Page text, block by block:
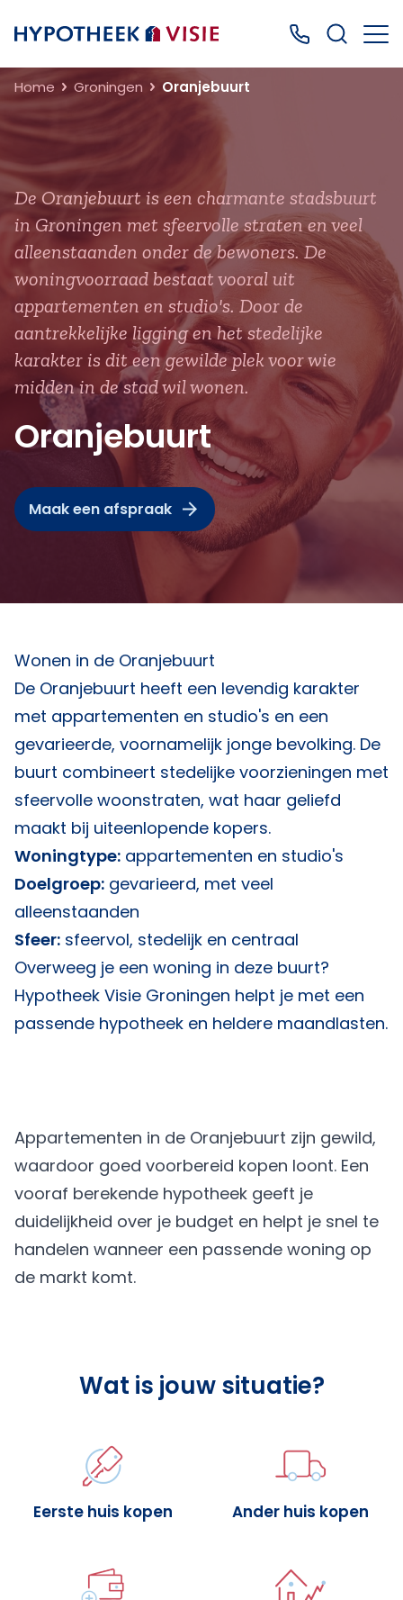
Terug naar home Bel ons: 0499
Home Groningen Oranjebuurt
De Oranjebuurt is een charmante stadsbuurt
in Groningen met sfeervolle straten en veel
alleenstaanden onder de bewoners. De
woningvoorraad bestaat vooral uit
appartementen en studio's. Door de
aantrekkelijke ligging en het stedelijke
karakter is dit een gewilde plek voor wie
midden in de stad wil wonen.
Oranjebuurt
Maak een afspraak
Wonen in de Oranjebuurt
De Oranjebuurt heeft een levendig karakter
met appartementen en studio's en een
gevarieerde, voornamelijk jonge bevolking. De
buurt combineert stedelijke voorzieningen met
sfeervolle woonstraten, wat haar geliefd
maakt bij uiteenlopende kopers.
Woningtype: appartementen en studio's
Doelgroep: gevarieerd, met veel
alleenstaanden
Sfeer: sfeervol, stedelijk en centraal
Overweeg je een woning in deze buurt?
Hypotheek Visie Groningen helpt je met een
passende hypotheek en heldere maandlasten.
Appartementen in de Oranjebuurt zijn gewild,
waardoor goed voorbereid kopen loont. Een
vooraf berekende hypotheek geeft je
duidelijkheid over je budget en helpt je snel te
handelen wanneer een passende woning op
de markt komt.
Wat is jouw situatie?
Eerste huis kopen Ander huis kopen